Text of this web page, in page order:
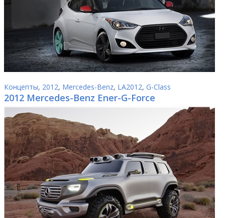
Концепты, 2012, Mercedes-Benz, LA2012, G-Class
2012 Mercedes-Benz Ener-G-Force